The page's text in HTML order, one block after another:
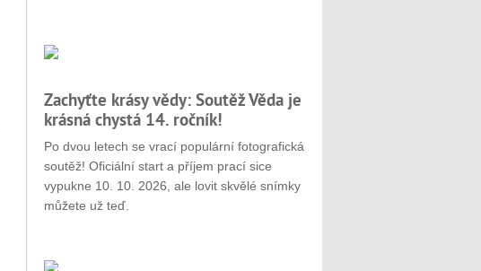
Zachyťte krásy vědy: Soutěž Věda je
krásná chystá 14. ročník!
Po dvou letech se vrací populární fotografická
soutěž! Oficiální start a příjem prací sice
vypukne 10. 10. 2026, ale lovit skvělé snímky
můžete už teď.